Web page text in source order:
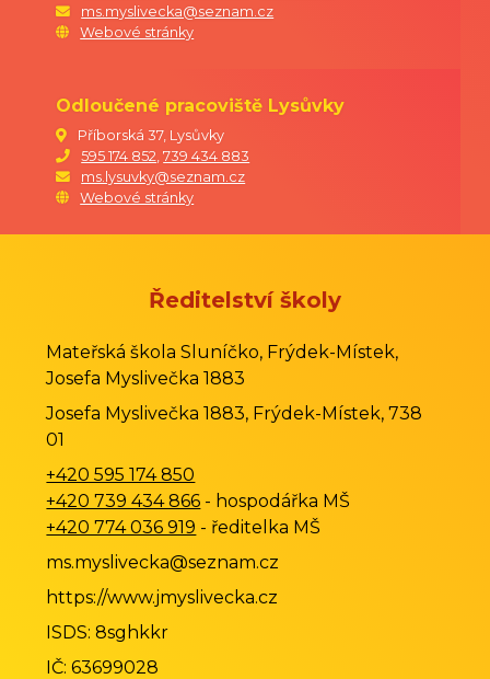
ms.myslivecka@seznam.cz
Webové stránky
Odloučené pracoviště Lysůvky
Příborská 37, Lysůvky
595 174 852 ,739 434 883
ms.lysuvky@seznam.cz
Webové stránky
Ředitelství školy
Mateřská škola Sluníčko, Frýdek-Místek,
Josefa Myslivečka 1883
Josefa Myslivečka 1883, Frýdek-Místek, 738
01
+420 595 174 850
+420 739 434 866 - hospodářka MŠ
+420 774 036 919 - ředitelka MŠ
ms.myslivecka@seznam.cz
https://www.jmyslivecka.cz
ISDS: 8sghkkr
IČ: 63699028